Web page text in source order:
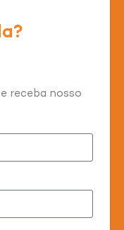
receba nosso